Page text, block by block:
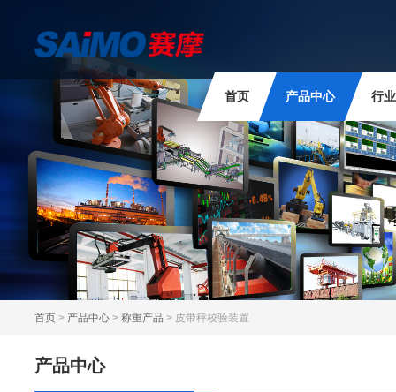
行
产品中心
首页
首页 > 产品中心 >称重产品 > 皮带秤校验装置
产品中心